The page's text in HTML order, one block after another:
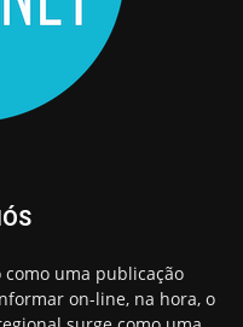
como uma publicação
on-line, na hora, o